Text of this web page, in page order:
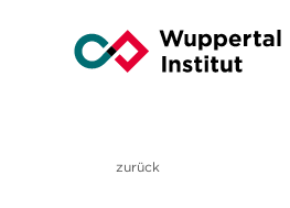
zurück